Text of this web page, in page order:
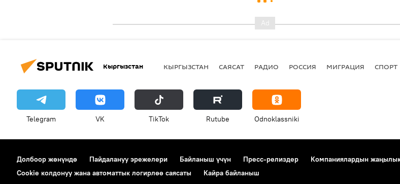
Кыргызстан КЫРГЫЗСТАН САЯСАТ РАДИО РОССИЯ МИГРАЦИЯ СПОРТ
Telegram VK ТikТоk Rutube Odnoklassniki
Долбоор жөнүндө Пайдалануу эрежелери Байланыш үчүн Пресс-релиздер Компаниялардын
Cookie колдонуу жана автоматтык логирлөө саясаты
Кайра байланыш